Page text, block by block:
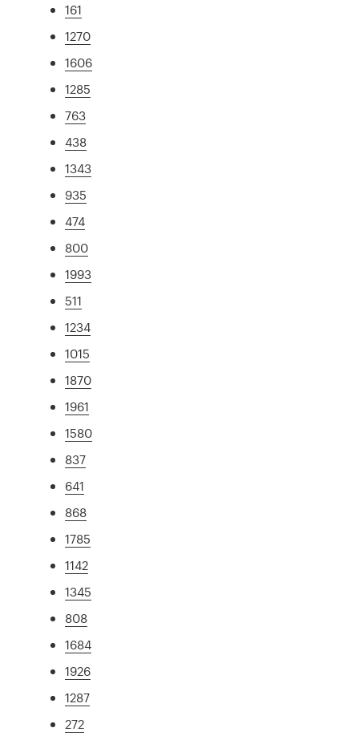
161
1270
1606
1285
763
438
1343
935
474
800
1993
511
1234
1015
1870
1961
1580
837
641
868
1785
1142
1345
808
1684
1926
1287
272